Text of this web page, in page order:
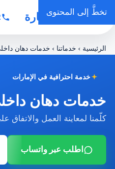
تخطَّ إلى المحتوى
روضة المنارة
الرئيسية › خدماتنا ›خدمات دهان
خدمة احترافية في الإمارات
خدمات دهان
كلّمنا لمعاينة العمل والاتفاق
اطلب عبر واتساب